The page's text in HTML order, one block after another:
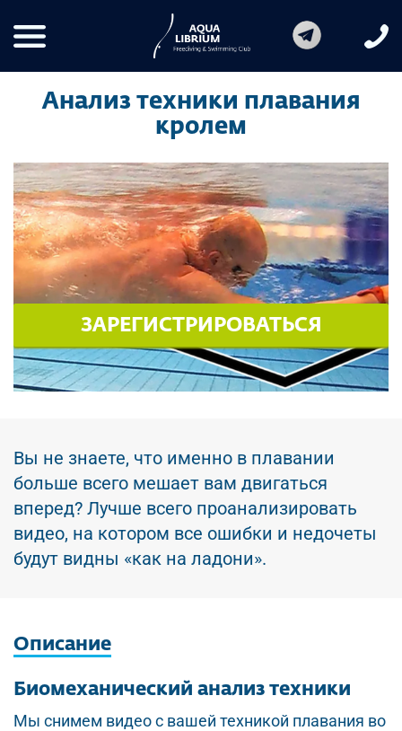
Анализ техники плавания
кролем
ЗАРЕГИСТРИРОВАТЬСЯ
Вы не знаете, что именно в плавании
больше всего мешает вам двигаться
вперед? Лучше всего проанализировать
видео, на котором все ошибки и недочеты
будут видны «как на ладони».
Описание
Биомеханический анализ техники
Мы снимем видео с вашей техникой плавания во